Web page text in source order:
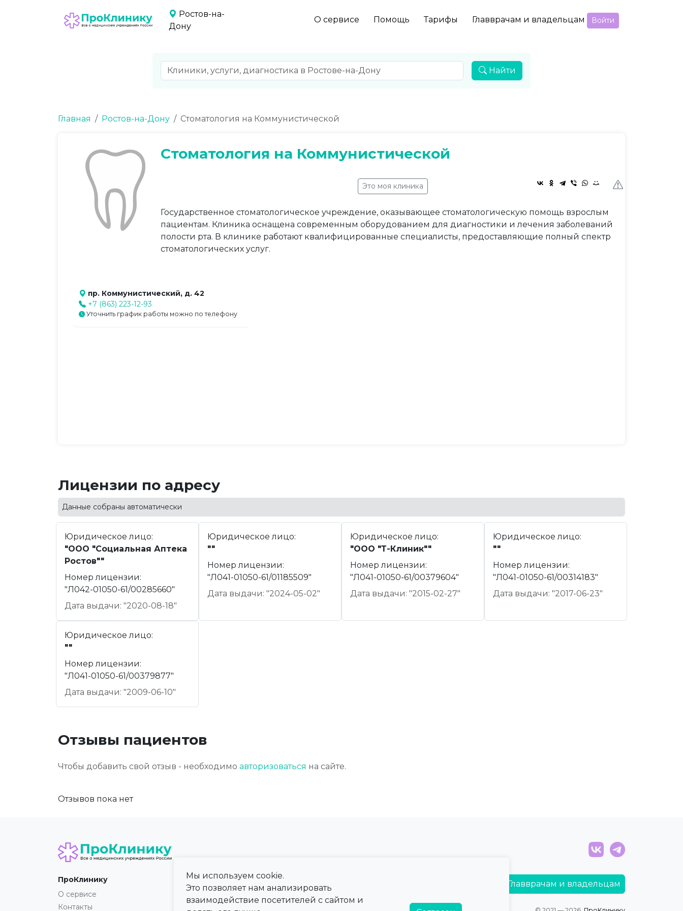
Ростов-на-
Дону
О сервисе Помощь Тарифы Главврачам и владельцам Войти
Найти
Главная Ростов-на-Дону Стоматология на Коммунистической
Стоматология на Коммунистической
Это моя клиника
Государственное стоматологическое учреждение, оказывающее стоматологическую помощь взрослым
пациентам. Клиника оснащена современным оборудованием для диагностики и лечения заболеваний
полости рта. В клинике работают квалифицированные специалисты, предоставляющие полный спектр
стоматологических услуг.
пр. Коммунистический, д. 42
+7 (863) 223-12-93
Уточнить график работы можно по телефону
Лицензии по адресу
Данные собраны автоматически
Юридическое лицо:
"ООО "Социальная Аптека
Ростов""
Номер лицензии:
"Л042-01050-61/00285660"
Дата выдачи: "2020-08-18"
Юридическое лицо:
""
Номер лицензии:
"Л041-01050-61/01185509"
Дата выдачи: "2024-05-02"
Юридическое лицо:
"ООО "Т-Клиник""
Номер лицензии:
"Л041-01050-61/00379604"
Дата выдачи: "2015-02-27"
Юридическое лицо:
""
Номер лицензии:
"Л041-01050-61/00314183"
Дата выдачи: "2017-06-23"
Юридическое лицо:
""
Номер лицензии:
"Л041-01050-61/00379877"
Дата выдачи: "2009-06-10"
Отзывы пациентов
Чтобы добавить свой отзыв - необходимо авторизоваться на сайте.
Отзывов пока нет
ПроКлинику
О сервисе
Контакты
Карта сайта
Регионы
Города
Справочная информация
Главврачам и владельцам
Мы используем cookie.
Это позволяет нам анализировать
взаимодействие посетителей с сайтом и